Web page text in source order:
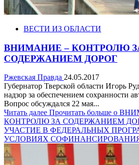
ВЕСТИ ИЗ ОБЛАСТИ
ВНИМАНИЕ – КОНТРОЛЮ
СОДЕРЖАНИЕМ ДОРОГ
Ржевская Правда 24.05.2017
Губернатор Тверской области Игорь
надзор за обеспечением сохранности
Вопрос обсуждался 22 мая...
Читать далее Прочитать больше о
КОНТРОЛЮ ЗА СОДЕРЖАНИЕМ
УЧАСТИЕ В ФЕДЕРАЛЬНЫХ
УСЛОВИЯХ